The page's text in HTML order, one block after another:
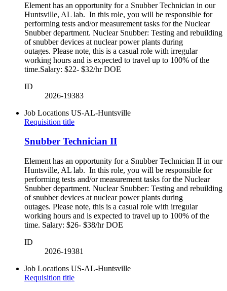
Element has an opportunity for a Snubber Technician in our
Huntsville, AL lab. In this role, you will be responsible for
performing tests and/or measurement tasks for the Nuclear
Snubber department. Nuclear Snubber: Testing and rebuilding
of snubber devices at nuclear power plants during
outages. Please note, this is a casual role with irregular
working hours and is expected to travel up to 100% of the
time.Salary: $22- $32/hr DOE
ID
2026-19383
Job Locations US-AL-Huntsville
Requisition title
Snubber Technician II
Element has an opportunity for a Snubber Technician II in our
Huntsville, AL lab. In this role, you will be responsible for
performing tests and/or measurement tasks for the Nuclear
Snubber department. Nuclear Snubber: Testing and rebuilding
of snubber devices at nuclear power plants during
outages. Please note, this is a casual role with irregular
working hours and is expected to travel up to 100% of the
time. Salary: $26- $38/hr DOE
ID
2026-19381
Job Locations US-AL-Huntsville
Requisition title